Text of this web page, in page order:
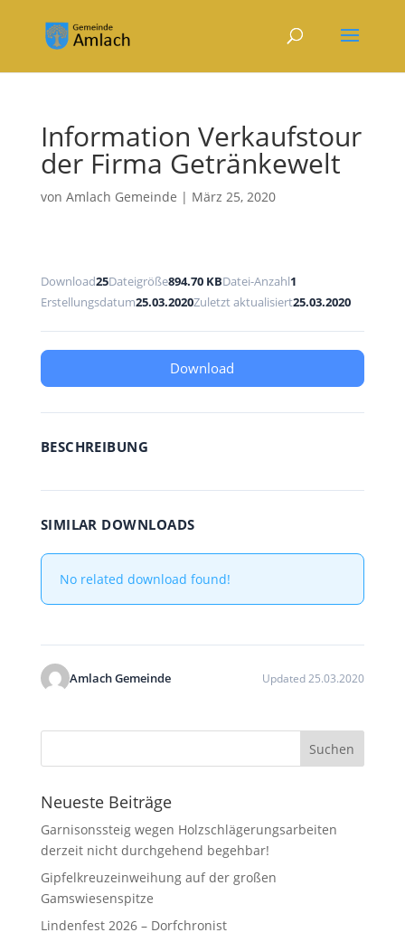
Information Verkaufstour
der Firma Getränkewelt
von Amlach Gemeinde | März 25, 2020
Download25Dateigröße894.70 KBDatei-Anzahl1
Erstellungsdatum25.03.2020Zuletzt aktualisiert25.03.2020
Download
BESCHREIBUNG
SIMILAR DOWNLOADS
No related download found!
Amlach Gemeinde Updated 25.03.2020
Neueste Beiträge
Garnisonssteig wegen Holzschlägerungsarbeiten
derzeit nicht durchgehend begehbar!
Gipfelkreuzeinweihung auf der großen
Gamswiesenspitze
Lindenfest 2026 – Dorfchronist